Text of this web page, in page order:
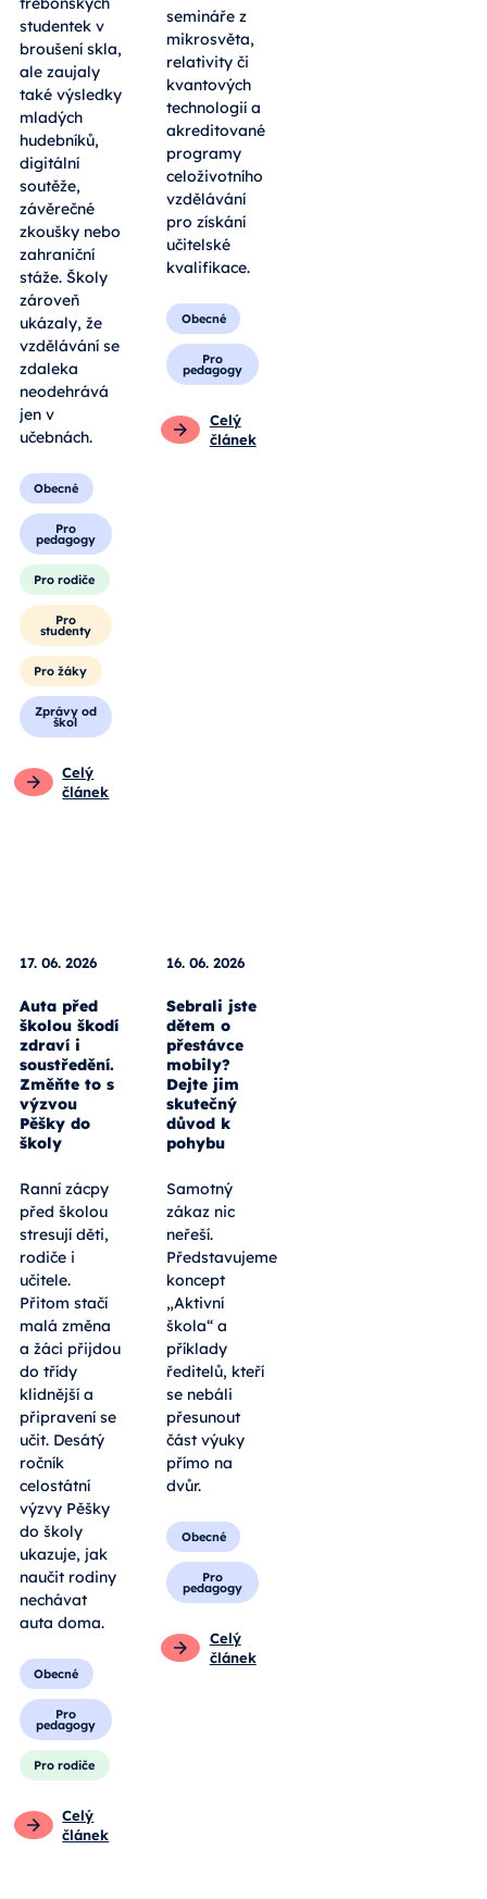
studentek v
broušení skla,
ale zaujaly
také výsledky
mladých
hudebníků,
digitální
soutěže,
závěrečné
zkoušky nebo
zahraniční
stáže. Školy
zároveň
ukázaly, že
vzdělávání se
zdaleka
neodehrává
jen v
učebnách.
Obecné
Pro
pedagogy
Pro rodiče
Pro
studenty
Pro žáky
Zprávy od
škol
Celý
článek
semináře z
mikrosvěta,
relativity či
kvantových
technologií a
akreditované
programy
celoživotního
vzdělávání
pro získání
učitelské
kvalifikace.
Obecné
Pro
pedagogy
Celý
článek
17. 06. 2026
Auta před
školou škodí
zdraví i
soustředění.
Změňte to s
výzvou
Pěšky do
školy
Ranní zácpy
před školou
stresují děti,
rodiče i
učitele.
Přitom stačí
malá změna
a žáci přijdou
do třídy
klidnější a
připravení se
učit. Desátý
ročník
celostátní
výzvy Pěšky
do školy
ukazuje, jak
naučit rodiny
nechávat
auta doma.
Obecné
Pro
pedagogy
Pro rodiče
Celý
článek
16. 06. 2026
Sebrali jste
dětem o
přestávce
mobily?
Dejte jim
skutečný
důvod k
pohybu
Samotný
zákaz nic
neřeší.
Představujeme
koncept
„Aktivní
škola“ a
příklady
ředitelů, kteří
se nebáli
přesunout
část výuky
přímo na
dvůr.
Obecné
Pro
pedagogy
Celý
článek